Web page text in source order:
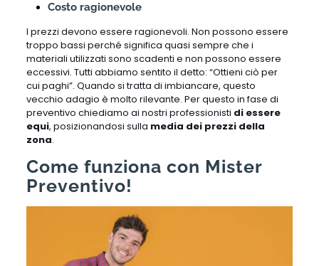
Costo ragionevole
I prezzi devono essere ragionevoli. Non possono essere
troppo bassi perché significa quasi sempre che i
materiali utilizzati sono scadenti e non possono essere
eccessivi. Tutti abbiamo sentito il detto: “Ottieni ciò per
cui paghi”. Quando si tratta di imbiancare, questo
vecchio adagio è molto rilevante. Per questo in fase di
preventivo chiediamo ai nostri professionisti di essere
equi, posizionandosi sulla media dei prezzi della
zona.
Come funziona con Mister
Preventivo!